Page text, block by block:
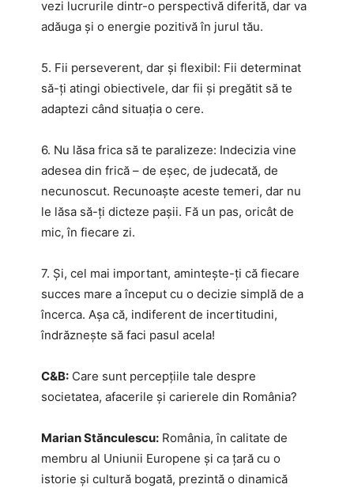
vezi lucrurile dintr-o perspectivă diferită, dar va
adăuga și o energie pozitivă în jurul tău.
5. Fii perseverent, dar și flexibil: Fii determinat
să-ți atingi obiectivele, dar fii și pregătit să te
adaptezi când situația o cere.
6. Nu lăsa frica să te paralizeze: Indecizia vine
adesea din frică – de eșec, de judecată, de
necunoscut. Recunoaște aceste temeri, dar nu
le lăsa să-ți dicteze pașii. Fă un pas, oricât de
mic, în fiecare zi.
7. Și, cel mai important, amintește-ți că fiecare
succes mare a început cu o decizie simplă de a
încerca. Așa că, indiferent de incertitudini,
îndrăznește să faci pasul acela!
C&B: Care sunt percepțiile tale despre
societatea, afacerile și carierele din România?
Marian Stănculescu: România, în calitate de
membru al Uniunii Europene și ca țară cu o
istorie și cultură bogată, prezintă o dinamică